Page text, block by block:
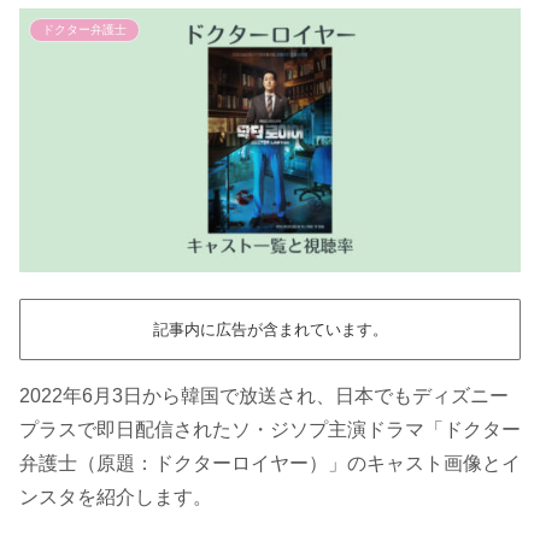
ドクター弁護士
記事内に広告が含まれています。
2022年6月3日から韓国で放送され、日本でもディズニー
プラスで即日配信されたソ・ジソプ主演ドラマ「ドクター
弁護士（原題：ドクターロイヤー）」のキャスト画像とイ
ンスタを紹介します。